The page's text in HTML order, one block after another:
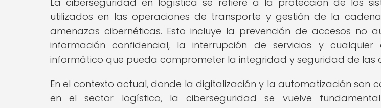
utilizados en las operaciones de transporte y gestión de la
amenazas cibernéticas. Esto incluye la prevención de accesos no
información confidencial, la interrupción de servicios y
informático que pueda comprometer la integridad y seguridad de las
En el contexto actual, donde la digitalización y la automatización son
en el sector logístico, la ciberseguridad se vuelve